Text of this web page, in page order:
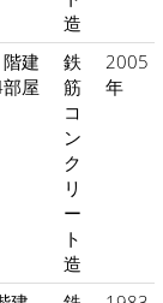
造
建
屋
鉄
筋
コ
ン
ク
リ
ー
ト
造
2005
年